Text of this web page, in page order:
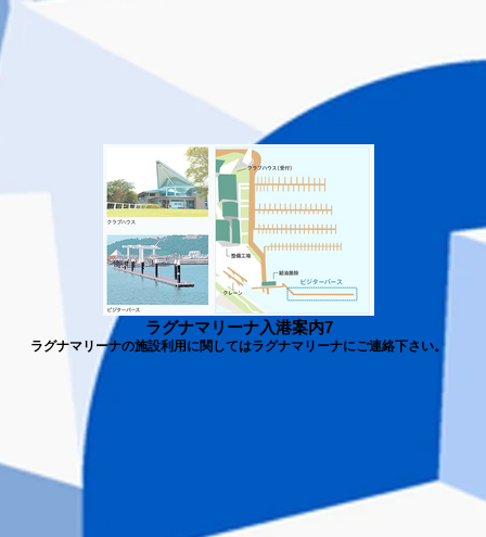
ラグナマリーナ入港案内7
ラグナマリーナの施設利用に関してはラグナマリーナにご連絡下さい。